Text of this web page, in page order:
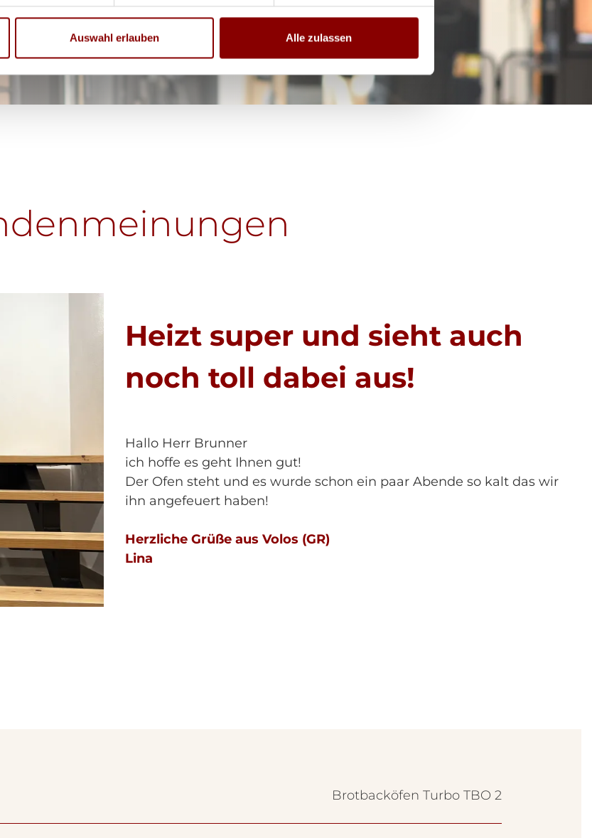
Auswahl erlauben Alle zulassen
Heizt super und sieht auch
noch toll dabei aus!
Hallo Herr Brunner
ich hoffe es geht Ihnen gut!
Der Ofen steht und es wurde schon ein paar Abende so kalt das wir
ihn angefeuert haben!
Herzliche Grüße aus Volos (GR)
Lina
Brotbacköfen Turbo TBO 2